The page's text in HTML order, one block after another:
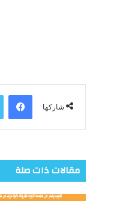
شاركها
مقالات ذات صلة